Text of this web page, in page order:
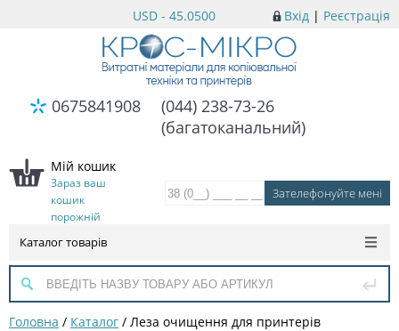
Вхід | Реєстрація
USD - 45.0500
0675841908
(044) 238-73-26
(багатоканальний)
Мій кошик
Зараз ваш
кошик
порожній
Каталог товарів
Головна / Каталог / Леза очищення для принтерів